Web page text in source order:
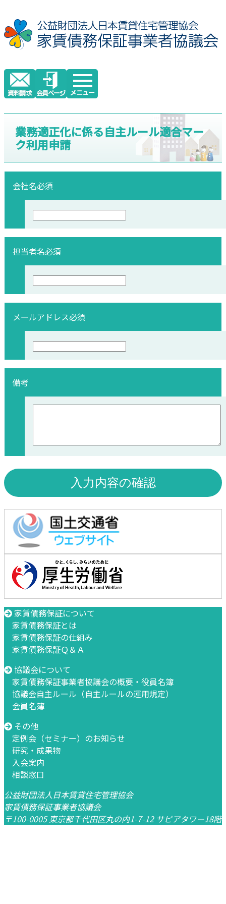
業務適正化に係る自主ルール適合マー
ク利用申請
会社名必須
担当者名必須
メールアドレス必須
備考
家賃債務保証について
家賃債務保証とは
家賃債務保証の仕組み
家賃債務保証Ｑ＆Ａ
協議会について
家賃債務保証事業者協議会の概要・役員名簿
協議会自主ルール（自主ルールの運用規定）
会員名簿
その他
定例会（セミナー）のお知らせ
研究・成果物
入会案内
相談窓口
公益財団法人日本賃貸住宅管理協会
家賃債務保証事業者協議会
〒100-0005 東京都千代田区丸の内1-7-12 サピアタワー18階